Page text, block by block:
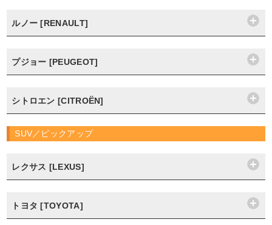
ルノー [RENAULT]
プジョー [PEUGEOT]
シトロエン [CITROËN]
SUV／ピックアップ
レクサス [LEXUS]
トヨタ [TOYOTA]